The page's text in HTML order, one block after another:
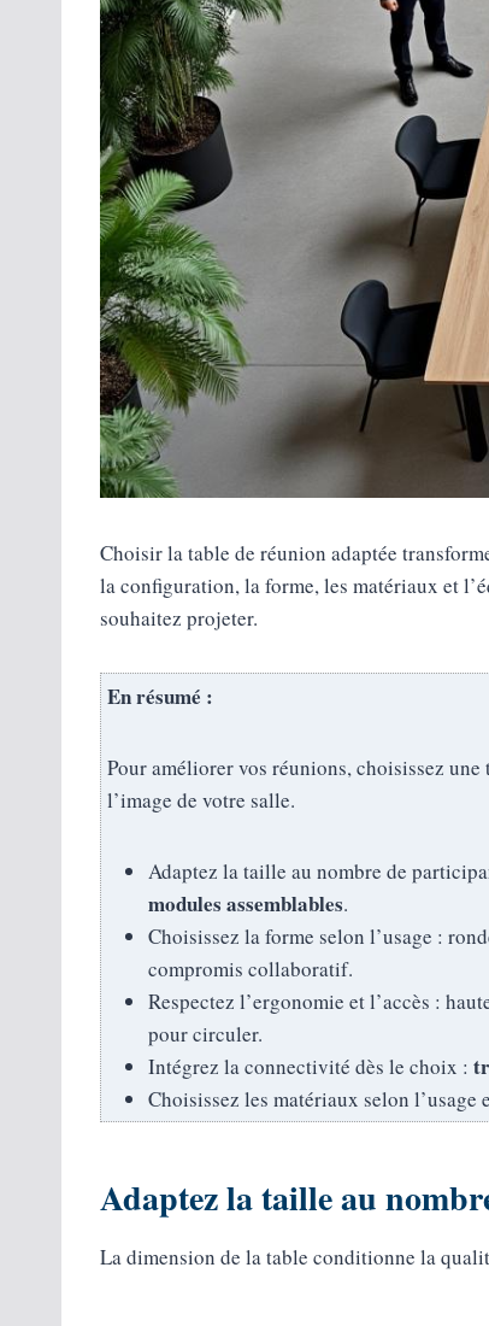
Choisir la table de réunion adaptée
la configuration, la forme, les matériaux et
souhaitez projeter.
En résumé :
Pour améliorer vos réunions, choisissez
l’image de votre salle.
Adaptez la taille au nombre de
modules assemblables.
Choisissez la forme selon l’usage :
compromis collaboratif.
Respectez l’ergonomie et l’accès :
pour circuler.
Intégrez la connectivité dès le choix :
Choisissez les matériaux selon
Adaptez la taille au
La dimension de la table conditionne la